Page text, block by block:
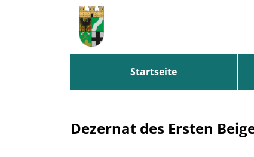
Zum Hauptinhalt springen
Startseite
Dezernat des Ersten